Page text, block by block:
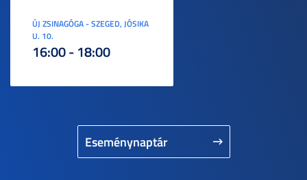
Eseménynaptár
ÚJ ZSINAGÓGA - SZEGED, JÓSIKA
U. 10.
16:00 - 18:00